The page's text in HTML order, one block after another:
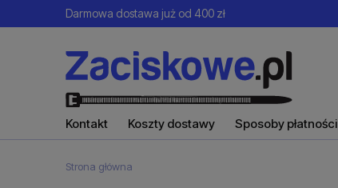
Darmowa dostawa już od 400 zł
Kontakt Koszty dostawy Sposoby płatności
Strona główna